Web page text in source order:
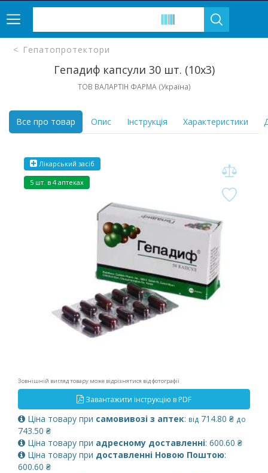
Гепатопротектори
Гепадиф капсули 30 шт. (10х3)
ТОВ ВАЛАРТІН ФАРМА (Україна)
Все про товар Опис Інструкція Характеристики
Лікарський засіб
5 шт. в 4 аптеках
Зовнішній вигляд товару може відрізнятися від фотографії
Завантажити інструкцію в PDF
Ціна товару при самовивозі з аптек: від 714.80 ₴ до
743.50 ₴
Ціна товару при адресному доставленні: 600.60 ₴
Ціна товару при доставленні Новою Поштою:
600.60 ₴